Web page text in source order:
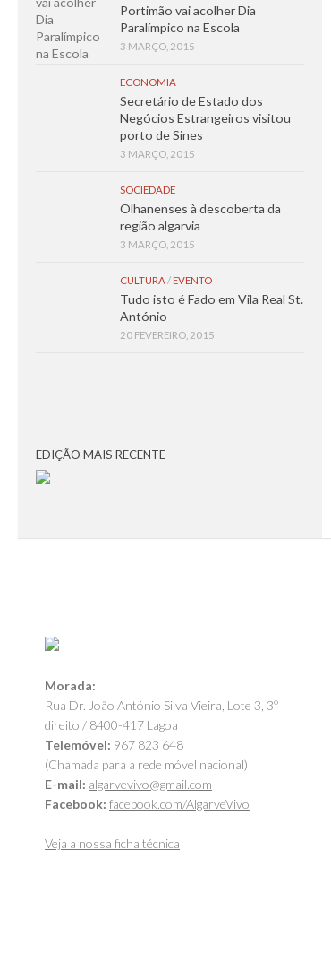
Portimão vai acolher Dia
Paralímpico na Escola
3 MARÇO, 2015
ECONOMIA
Secretário de Estado dos
Negócios Estrangeiros visitou
porto de Sines
3 MARÇO, 2015
SOCIEDADE
Olhanenses à descoberta da
região algarvia
3 MARÇO, 2015
CULTURA/ EVENTO
Tudo isto é Fado em Vila Real St.
António
20 FEVEREIRO, 2015
EDIÇÃO MAIS RECENTE
Morada:
Rua Dr. João António Silva Vieira, Lote 3, 3º
direito / 8400-417 Lagoa
Telemóvel: 967 823 648
(Chamada para a rede móvel nacional)
E-mail: algarvevivo@gmail.com
Facebook: facebook.com/AlgarveVivo
Veja a nossa ficha técnica